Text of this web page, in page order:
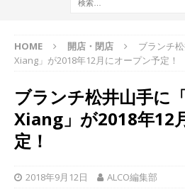
HOME 開店・閉店
ブランチ
Xiang」が2018年12月にオープン予定！
ブランチ松井山手に
Xiang」が2018年12
定！
2018年9月12日 ALCO編集部